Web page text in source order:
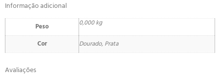
Informação adicional
Peso 0,000 kg
Cor Dourado, Prata
Avaliações